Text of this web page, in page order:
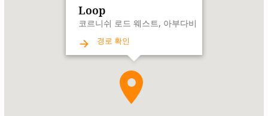
Loop
코르니쉬 로드 웨스트, 아부다비
경로 확인